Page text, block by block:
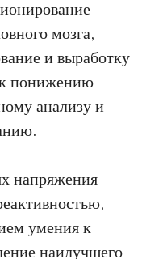
мозга,
и выработку
понижению
анализу и
напряжения
умения к
наилучшего